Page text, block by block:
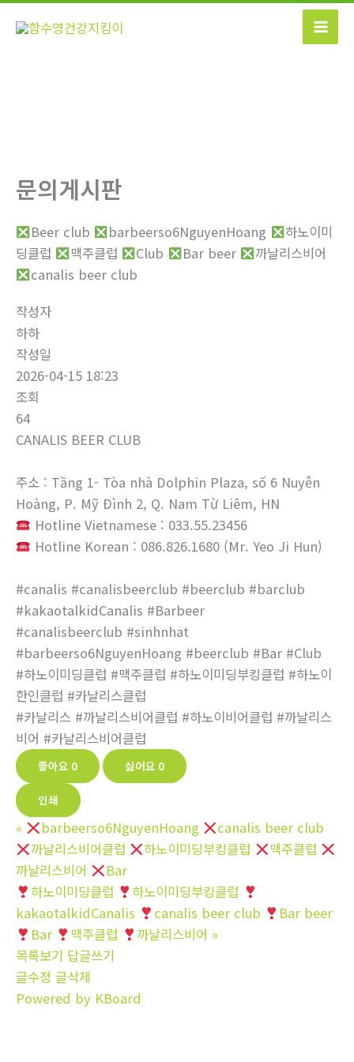
콘
문의게시판
Beer club barbeerso6NguyenHoang
하노이미
딩클럽
맥주클럽 Club Bar beer
까날리스비어
canalis beer club
작성자
하하
작성일
2026-04-15 18:23
조회
64
CANALIS BEER CLUB
주소 : Tầng 1- Tòa nhà Dolphin Plaza, số 6 Nuyễn
Hoàng, P. Mỹ Đình 2, Q. Nam Từ Liêm, HN
Hotline Vietnamese : 033.55.23456
Hotline Korean : 086.826.1680 (Mr. Yeo Ji Hun)
#canalis #canalisbeerclub #beerclub #barclub
#kakaotalkidCanalis #Barbeer
#canalisbeerclub #sinhnhat
#barbeerso6NguyenHoang #beerclub #Bar #Club
#하노이미딩클럽 #맥주클럽 #하노이미딩부킹클럽 #하노이
한인클럽 #카날리스클럽
#카날리스 #까날리스비어클럽 #하노이비어클럽 #까날리스
비어 #카날리스비어클럽
좋아요 0 싫어요 0
인쇄
« barbeerso6NguyenHoang
canalis beer club
까날리스비어클럽
하노이미딩부킹클럽
맥주클럽
까날리스비어
Bar
하노이미딩클럽
하노이미딩부킹클럽
kakaotalkidCanalis
canalis beer club
Bar beer
Bar
맥주클럽 까날리스비어 »
목록보기 답글쓰기
글수정 글삭제
Powered by KBoard